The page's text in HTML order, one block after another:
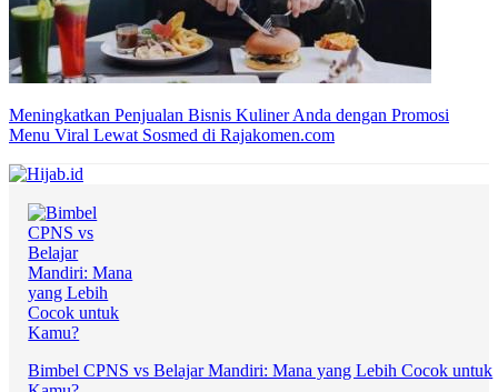
Meningkatkan Penjualan Bisnis Kuliner Anda dengan Promosi
Menu Viral Lewat Sosmed di Rajakomen.com
Bimbel CPNS vs Belajar Mandiri: Mana yang Lebih Cocok untuk